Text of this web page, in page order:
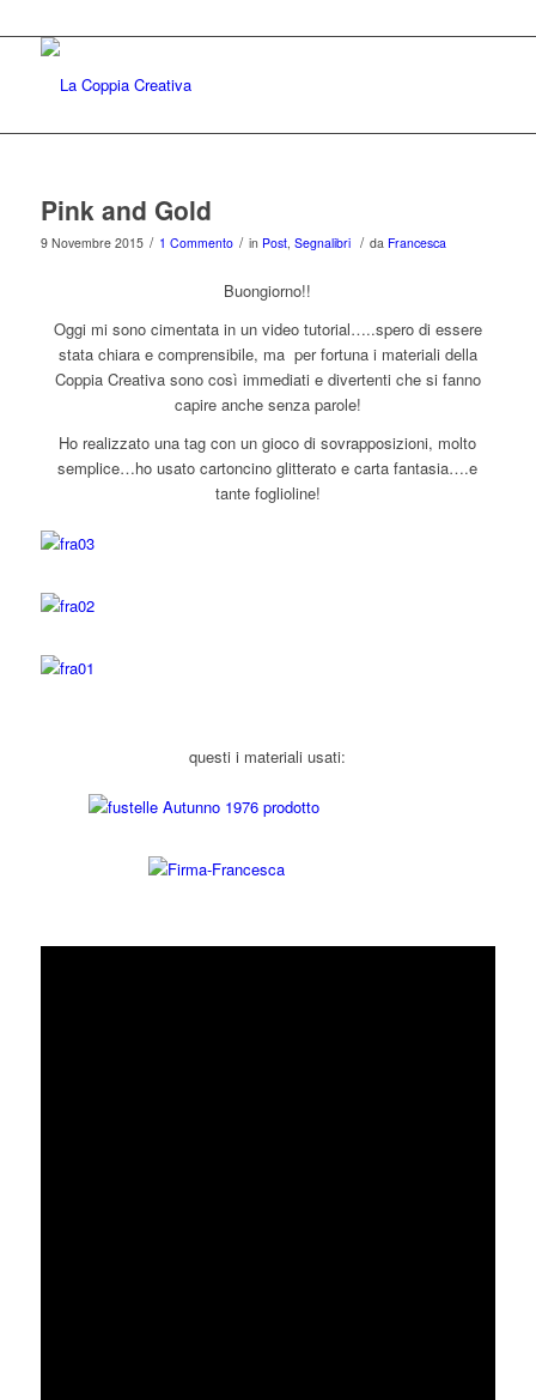
Pink and Gold
9 Novembre 2015 / 1 Commento / in Post, Segnalibri / da Francesca
Buongiorno!!
Oggi mi sono cimentata in un video tutorial…..spero di essere
stata chiara e comprensibile, ma per fortuna i materiali della
Coppia Creativa sono così immediati e divertenti che si fanno
capire anche senza parole!
Ho realizzato una tag con un gioco di sovrapposizioni, molto
semplice…ho usato cartoncino glitterato e carta fantasia….e
tante foglioline!
questi i materiali usati: